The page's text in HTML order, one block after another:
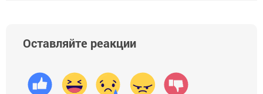
Оставляйте реакции